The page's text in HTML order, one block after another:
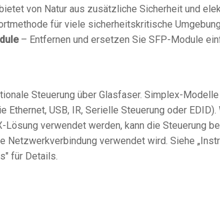
von Natur aus zusätzliche Sicherheit und
für viele sicherheitskritische
– Entfernen und ersetzen Sie SFP-Module
Steuerung über Glasfaser. Simplex-
Ethernet, USB, IR, Serielle Steuerung oder
Lösung verwendet werden, kann die Steuerung
Netzwerkverbindung verwendet wird. Siehe
für Details.